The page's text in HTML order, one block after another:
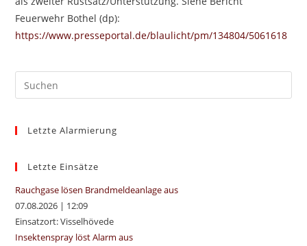
Feuerwehr Bothel (dp):
https://www.presseportal.de/blaulicht/pm/134804/5061618
Letzte Alarmierung
Letzte Einsätze
Rauchgase lösen Brandmeldeanlage aus
07.08.2026 | 12:09
Einsatzort: Visselhövede
Insektenspray löst Alarm aus